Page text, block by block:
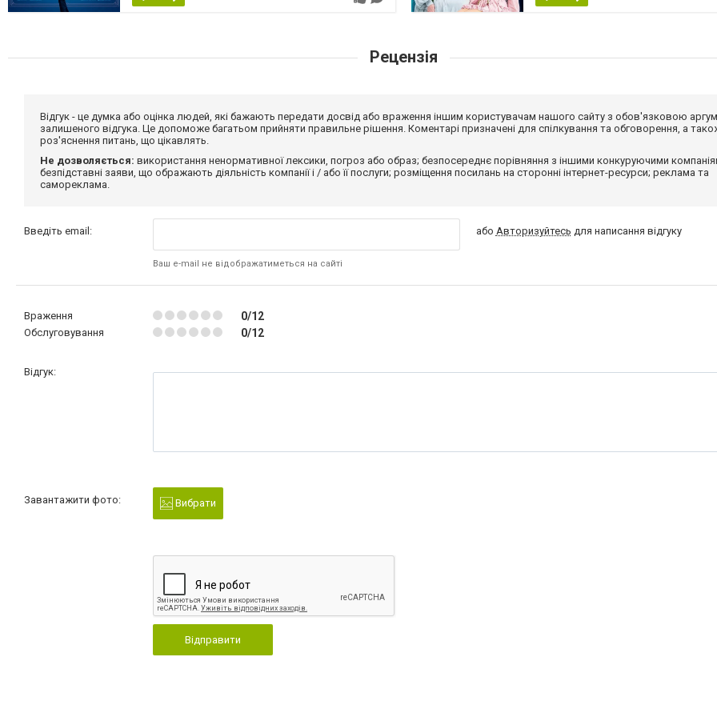
Рецензія
Відгук - це думка або оцінка людей, які бажають передати досвід або враження іншим користувачам нашого сайту з обов'язковою
залишеного відгука. Це допоможе багатьом прийняти правильне рішення. Коментарі призначені для спілкування та обговорення, а
роз'яснення питань, що цікавлять.
Не дозволяється: використання ненормативної лексики, погроз або образ; безпосереднє порівняння з іншими конкуруючими
безпідставні заяви, що ображають діяльність компанії і / або її послуги; розміщення посилань на сторонні інтернет-ресурси; реклама та
самореклама.
Введіть email:
Ваш e-mail не відображатиметься на сайті
або Авторизуйтесь для написання відгуку
Враження 0/12
Обслуговування 0/12
Відгук:
Завантажити фото: Вибрати
Відправити